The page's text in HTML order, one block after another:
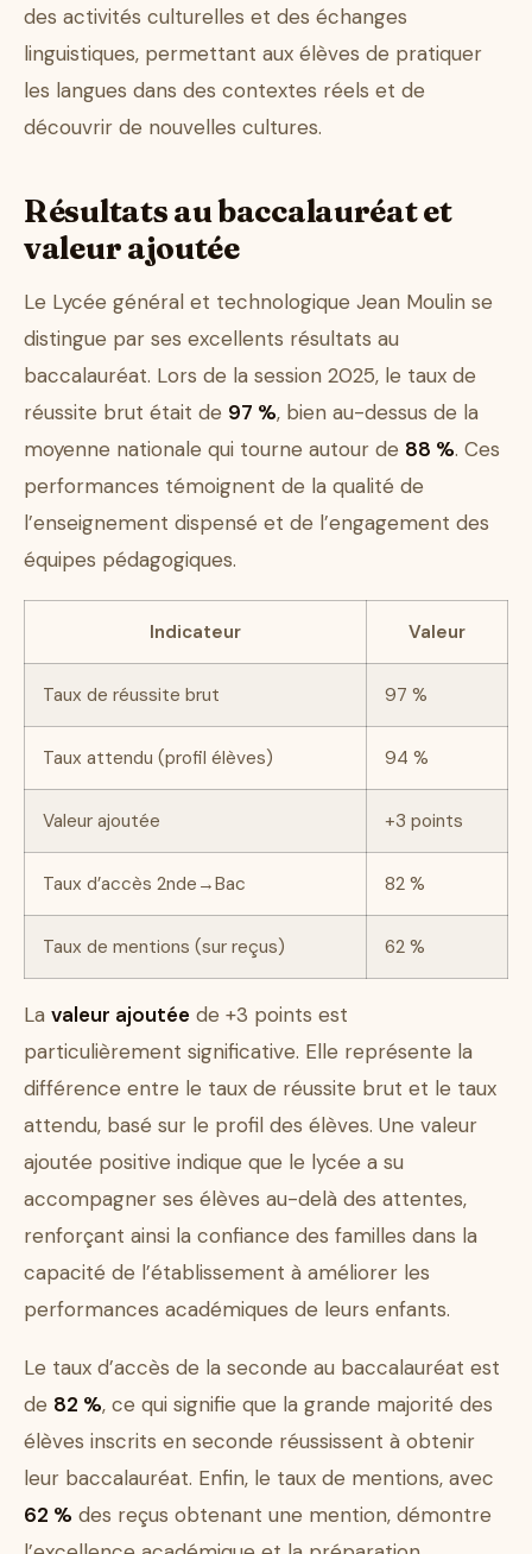
des activités culturelles et des échanges
linguistiques, permettant aux élèves de pratiquer
les langues dans des contextes réels et de
découvrir de nouvelles cultures.
Résultats au baccalauréat et
valeur ajoutée
Le Lycée général et technologique Jean Moulin se
distingue par ses excellents résultats au
baccalauréat. Lors de la session 2025, le taux de
réussite brut était de 97 %, bien au-dessus de la
moyenne nationale qui tourne autour de 88 %. Ces
performances témoignent de la qualité de
l’enseignement dispensé et de l’engagement des
équipes pédagogiques.
Indicateur Valeur
Taux de réussite brut 97 %
Taux attendu (profil élèves) 94 %
Valeur ajoutée +3 points
Taux d’accès 2nde→Bac 82 %
Taux de mentions (sur reçus) 62 %
La valeur ajoutée de +3 points est
particulièrement significative. Elle représente la
différence entre le taux de réussite brut et le taux
attendu, basé sur le profil des élèves. Une valeur
ajoutée positive indique que le lycée a su
accompagner ses élèves au-delà des attentes,
renforçant ainsi la confiance des familles dans la
capacité de l’établissement à améliorer les
performances académiques de leurs enfants.
Le taux d’accès de la seconde au baccalauréat est
de 82 %, ce qui signifie que la grande majorité des
élèves inscrits en seconde réussissent à obtenir
leur baccalauréat. Enfin, le taux de mentions, avec
62 % des reçus obtenant une mention, démontre